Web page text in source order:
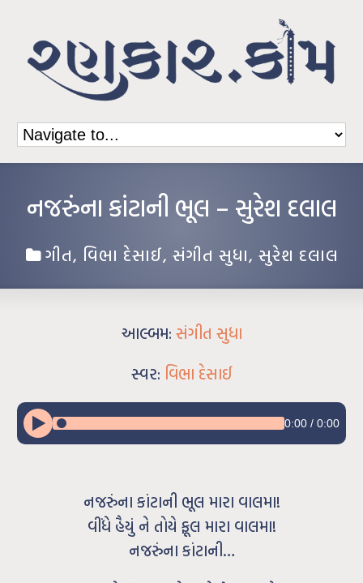
નજરુંના કાંટાની ભૂલ – સુરેશ દલાલ
ગીત, વિભા દેસાઈ, સંગીત સુધા, સુરેશ દલાલ
આલ્બમ: સંગીત સુધા
સ્વર: વિભા દેસાઈ
0:00/ 0:00
નજરુંના કાંટાની ભૂલ મારા વાલમા!
વીંધે હૈયું ને તોયે ફૂલ મારા વાલમા!
નજરુંના કાંટાની…